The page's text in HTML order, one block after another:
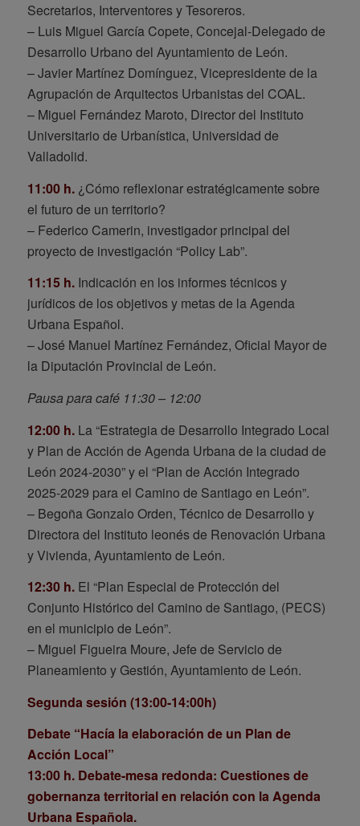
Secretarios, Interventores y Tesoreros.
– Luis Miguel García Copete, Concejal-Delegado de
Desarrollo Urbano del Ayuntamiento de León.
– Javier Martínez Domínguez, Vicepresidente de la
Agrupación de Arquitectos Urbanistas del COAL.
– Miguel Fernández Maroto, Director del Instituto
Universitario de Urbanística, Universidad de
Valladolid.
11:00 h.¿Cómo reflexionar estratégicamente sobre
el futuro de un territorio?
– Federico Camerin, investigador principal del
proyecto de investigación “Policy Lab”.
11:15 h.Indicación en los informes técnicos y
jurídicos de los objetivos y metas de la Agenda
Urbana Español.
– José Manuel Martínez Fernández, Oficial Mayor de
la Diputación Provincial de León.
Pausa para café 11:30 – 12:00
12:00 h. La “Estrategia de Desarrollo Integrado Local
y Plan de Acción de Agenda Urbana de la ciudad de
León 2024-2030” y el “Plan de Acción Integrado
2025-2029 para el Camino de Santiago en León”.
– Begoña Gonzalo Orden, Técnico de Desarrollo y
Directora del Instituto leonés de Renovación Urbana
y Vivienda, Ayuntamiento de León.
12:30 h.El “Plan Especial de Protección del
Conjunto Histórico del Camino de Santiago, (PECS)
en el municipio de León”.
– Miguel Figueira Moure, Jefe de Servicio de
Planeamiento y Gestión, Ayuntamiento de León.
Segunda sesión (13:00-14:00h)
Debate “Hacía la elaboración de un Plan de
Acción Local”
13:00 h. Debate-mesa redonda: Cuestiones de
gobernanza territorial en relación con la Agenda
Urbana Española.